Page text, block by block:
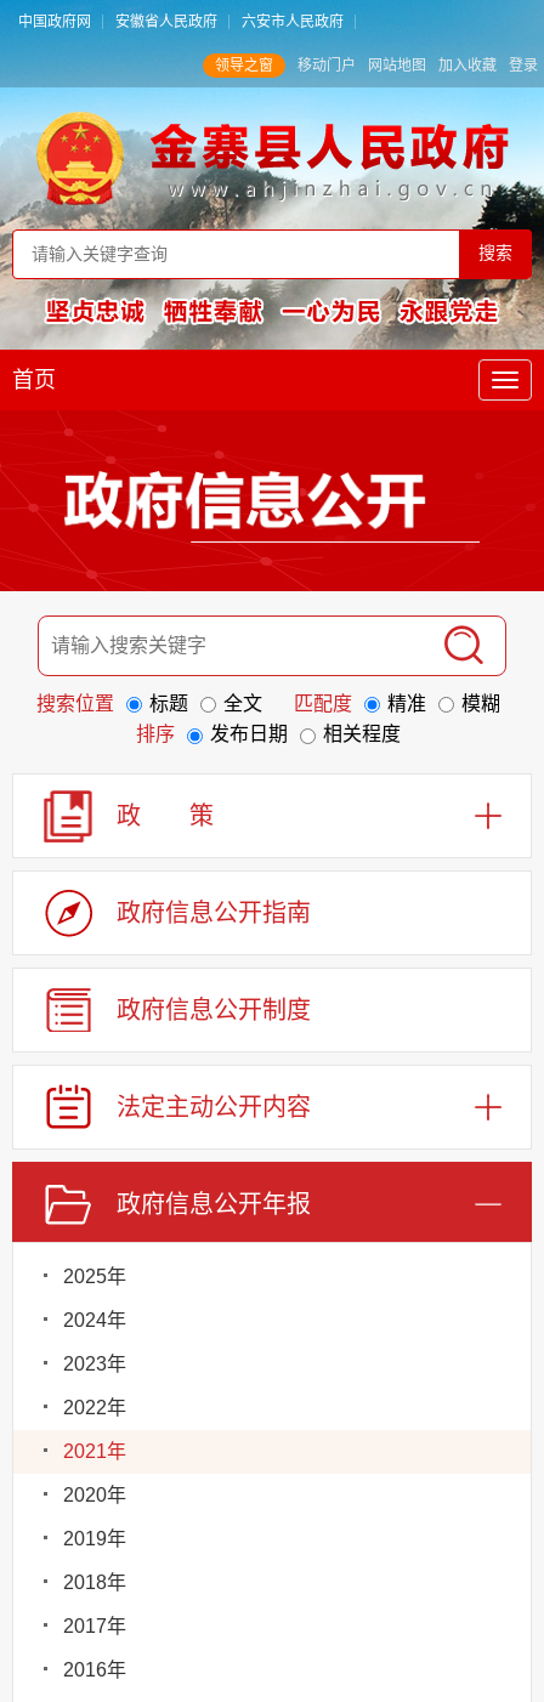
中国政府网 安徽省人民政府 六安市人民政府
领导之窗 移动门户 网站地图 加入收藏 登录
首页
搜索位置 标题 全文 匹配度 精准
模糊
排序
发布日期 相关程度
政 策
政府信息公开指南
政府信息公开制度
法定主动公开内容
政府信息公开年报
2025年
2024年
2023年
2022年
2021年
2020年
2019年
2018年
2017年
2016年